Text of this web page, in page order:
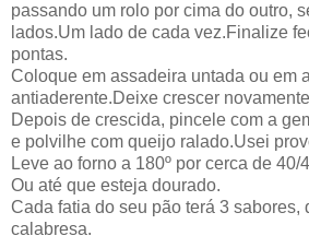
passando um rolo por cima do outro,
lados.Um lado de cada vez.Finalize
pontas.
Coloque em assadeira untada ou em
antiaderente.Deixe crescer
Depois de crescida, pincele com a
e polvilhe com queijo ralado.Usei
Leve ao forno a 180º por cerca de 40/
Ou até que esteja dourado.
Cada fatia do seu pão terá 3 sabores,
calabresa.